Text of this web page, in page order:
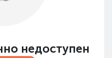
недоступен